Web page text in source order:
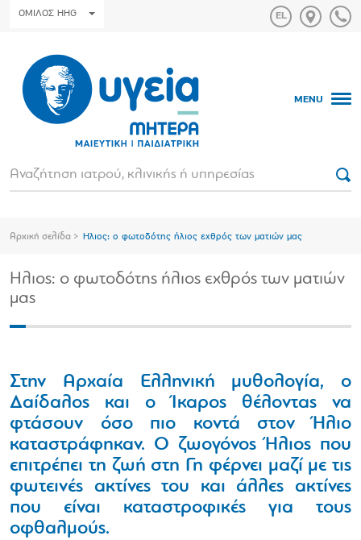
ΟΜΙΛΟΣ HHG
MENU
Αρχική σελίδα Ηλιος: ο φωτοδότης ήλιος εχθρός των ματιών μας
Ηλιος: ο φωτοδότης ήλιος εχθρός των ματιών
μας
Στην Αρχαία Ελληνική μυθολογία, ο
Δαίδαλος και ο Ίκαρος θέλοντας να
φτάσουν όσο πιο κοντά στον Ήλιο
καταστράφηκαν. Ο ζωογόνος Ήλιος που
επιτρέπει τη ζωή στη Γη φέρνει μαζί με τις
φωτεινές ακτίνες του και άλλες ακτίνες
που είναι καταστροφικές για τους
οφθαλμούς.